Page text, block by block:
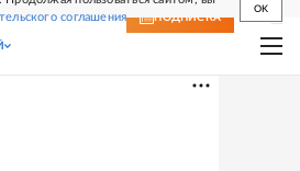
соглашения
OK
ПОДПИСКА